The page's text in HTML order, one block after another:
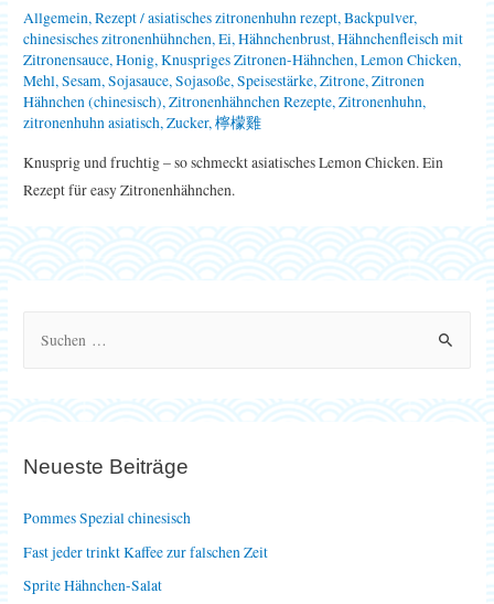
Allgemein,Rezept/asiatisches zitronenhuhn rezept,Backpulver,
chinesisches zitronenhühnchen,Ei,Hähnchenbrust,Hähnchenfleisch mit
Zitronensauce,Honig,Knuspriges Zitronen-Hähnchen,Lemon Chicken,
Mehl,Sesam,Sojasauce,Sojasoße,Speisestärke,Zitrone,Zitronen
Hähnchen (chinesisch),Zitronenhähnchen Rezepte,Zitronenhuhn,
zitronenhuhn asiatisch,Zucker,檸檬雞
Knusprig und fruchtig – so schmeckt asiatisches Lemon Chicken. Ein
Rezept für easy Zitronenhähnchen.
n
c
h
Neueste Beiträge
Pommes Spezial chinesisch
Fast jeder trinkt Kaffee zur falschen Zeit
Sprite Hähnchen-Salat